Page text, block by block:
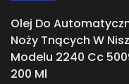
Olej Do
Noży Tnących W
Modelu 2240 Cc
200 Ml